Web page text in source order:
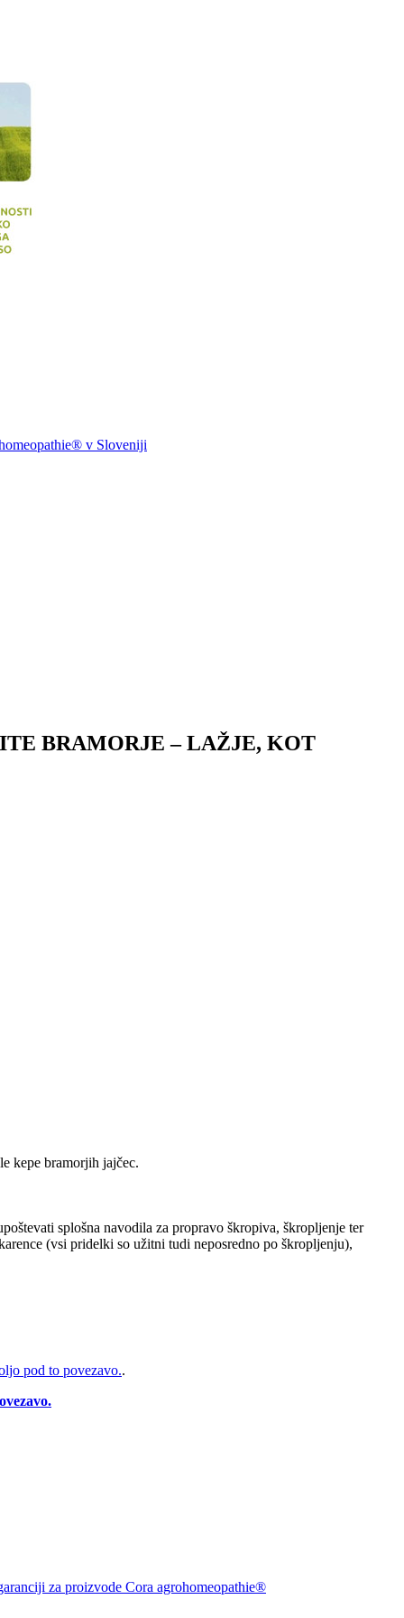
v Sloveniji
BRAMORJE – LAŽJE, KOT
kepe bramorjih jajčec.
splošna navodila za propravo škropiva, škropljenje ter
(vsi pridelki so užitni tudi neposredno po škropljenju),
pod to povezavo..
za proizvode Cora agrohomeopathie®